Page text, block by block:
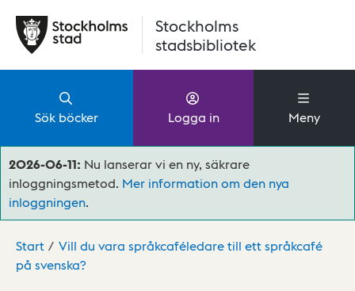
Stockholms
stadsbibliotek
Sök böcker Logga in Meny
2026-06-11: Nu lanserar vi en ny, säkrare
inloggningsmetod. Mer information om den nya
inloggningen.
Start
Vill du vara språkcaféledare till ett språkcafé
på svenska?